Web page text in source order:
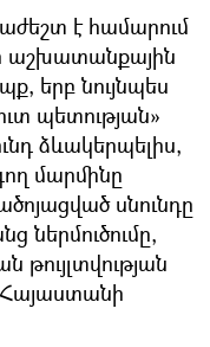
է համարում
աշխատանքային
երբ նույնպես
պետության»
ձևակերպելիս,
մարմինը
սնունդը
ներմուծումը,
Հայաստանի